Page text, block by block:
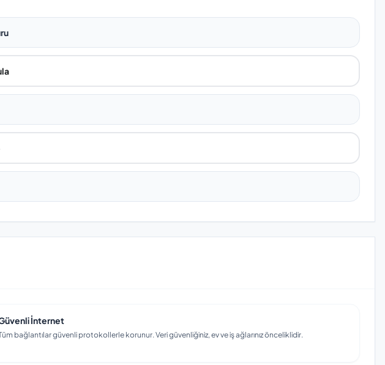
İnternet
bağlantılar güvenli protokollerle korunur. Veri güvenliğiniz, ev ve iş ağlarınız önceliklidir.